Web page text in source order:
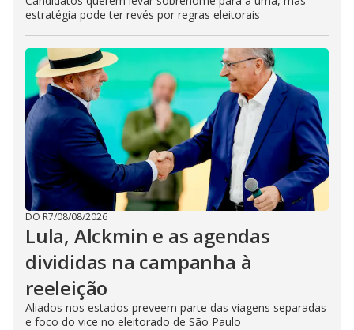
estratégia pode ter revés por regras eleitorais
DO R7/08/08/2026
Lula, Alckmin e as agendas
divididas na campanha à
reeleição
Aliados nos estados preveem parte das viagens separadas
e foco do vice no eleitorado de São Paulo